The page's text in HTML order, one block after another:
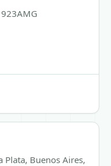
Plata, Buenos Aires,